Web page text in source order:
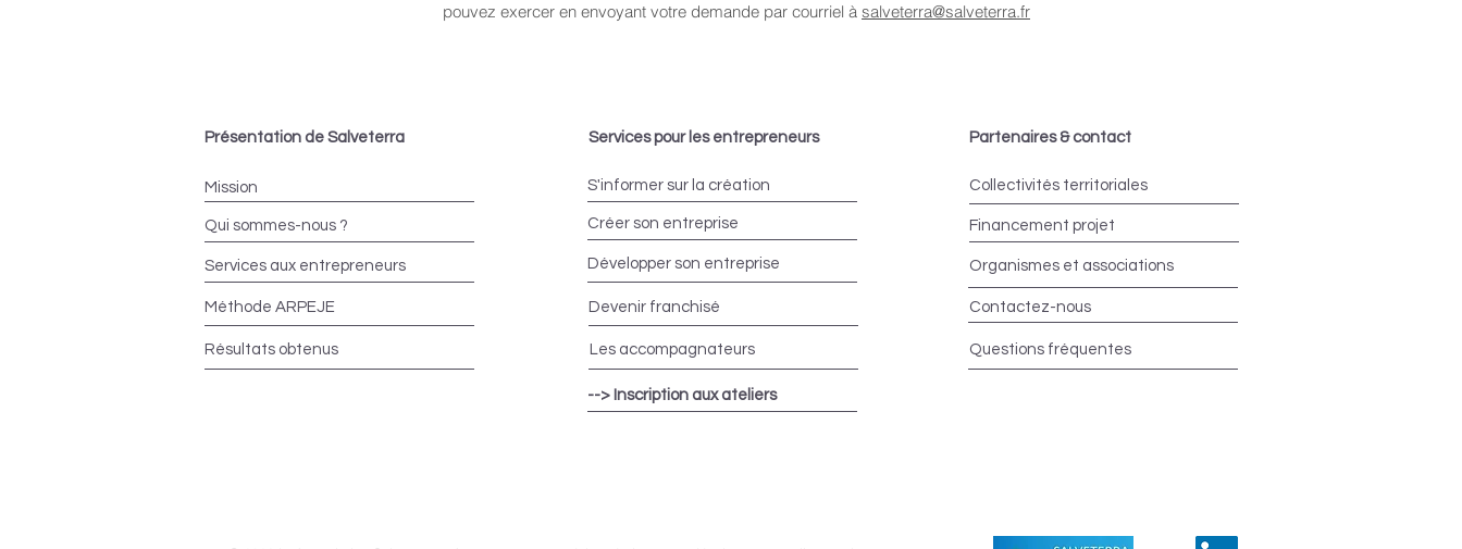
pouvez exercer en envoyant votre demande par courriel à salveterra@salveterra.fr
Présentation de Salveterra
Mission
Qui sommes-nous ?
Services aux entrepreneurs
Méthode ARPEJE
Résultats obtenus
Services pour les entrepreneurs
S'informer sur la création
Créer son entreprise
Développer son entreprise
Devenir franchisé
Les accompagnateurs
Partenaires & contact
Collectivités territoriales
Financement projet
Organismes et associations
Contactez-nous
Questions fréquentes
--> Inscription aux ateliers